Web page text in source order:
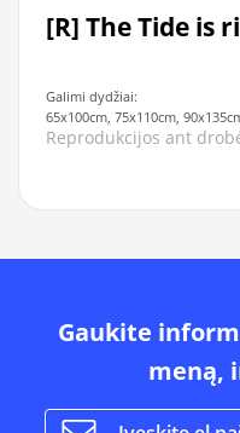
[R] The Tide is
Galimi dydžiai:
65x100cm, 75x110cm,
Reprodukcijos ant
Gaukite
meną,